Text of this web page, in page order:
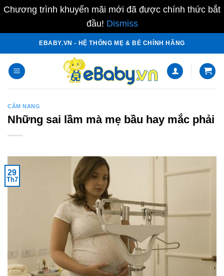
Chương trình khuyến mãi mới đã được chính thức bắt
đầu! Dismiss
content
EBABY.VN - HỆ THỐNG MẸ & BÉ CHÍNH HÃNG
CẨM NANG
Những sai lầm mà mẹ bầu hay mắc phải
29
Th7